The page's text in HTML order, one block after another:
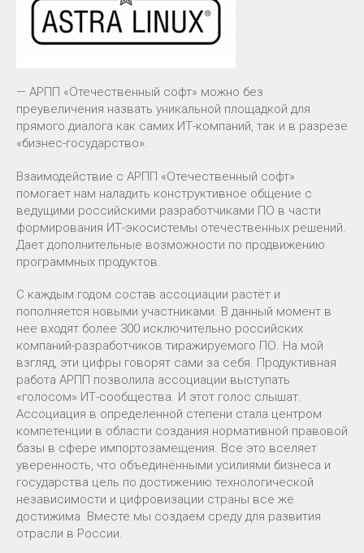
— АРПП «Отечественный софт» можно без
преувеличения назвать уникальной площадкой для
прямого диалога как самих ИТ-компаний, так и в разрезе
«бизнес-государство».
Взаимодействие с АРПП «Отечественный софт»
помогает нам наладить конструктивное общение с
ведущими российскими разработчиками ПО в части
формирования ИТ-экосистемы отечественных решений.
Дает дополнительные возможности по продвижению
программных продуктов.
С каждым годом состав ассоциации растёт и
пополняется новыми участниками. В данный момент в
нее входят более 300 исключительно российских
компаний-разработчиков тиражируемого ПО. На мой
взгляд, эти цифры говорят сами за себя. Продуктивная
работа АРПП позволила ассоциации выступать
«голосом» ИТ-сообщества. И этот голос слышат.
Ассоциация в определенной степени стала центром
компетенции в области создания нормативной правовой
базы в сфере импортозамещения. Все это вселяет
уверенность, что объединёнными усилиями бизнеса и
государства цель по достижению технологической
независимости и цифровизации страны все же
достижима. Вместе мы создаем среду для развития
отрасли в России.